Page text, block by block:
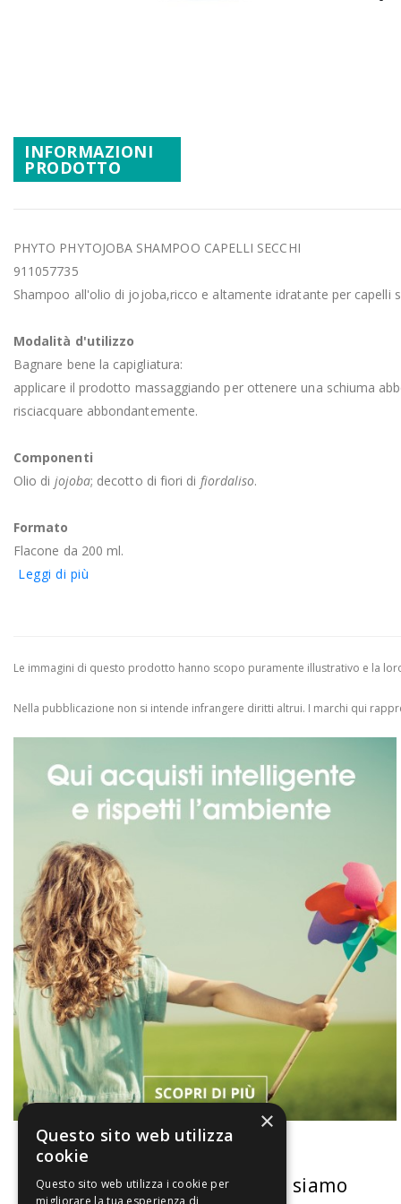
immagini
INFORMAZIONI
PRODOTTO
PHYTO PHYTOJOBA SHAMPOO CAPELLI SECCHI
911057735
Shampoo all'olio di jojoba,ricco e altamente idratante per capelli
Modalità d'utilizzo
Bagnare bene la capigliatura:
applicare il prodotto massaggiando per ottenere una schiuma
risciacquare abbondantemente.
Componenti
Olio di jojoba; decotto di fiori di fiordaliso.
Formato
Flacone da 200 ml.
Leggi di più
Le immagini di questo prodotto hanno scopo puramente illustrativo e la
Nella pubblicazione non si intende infrangere diritti altrui. I marchi qui
La nostra convenienza Chi siamo
×
Questo sito web utilizza
cookie
Questo sito web utilizza i cookie per
migliorare la tua esperienza di